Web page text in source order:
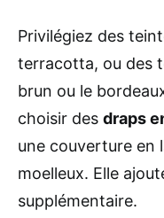
Privilégiez des
terracotta, ou des
brun ou le
choisir des draps
une couverture en
moelleux. Elle
supplémentaire.